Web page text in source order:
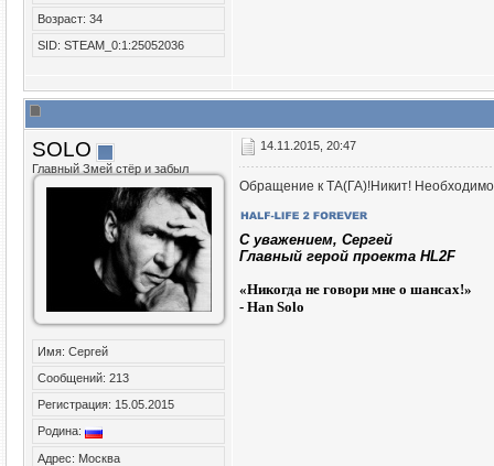
Возраст: 34
SID: STEAM_0:1:25052036
SOLO
Главный Змей стёр и забыл
Имя: Сергей
Сообщений: 213
Регистрация: 15.05.2015
Родина:
Адрес: Москва
14.11.2015, 20:47
Обращение к ТА(ГА)!Никит! Необходимо
C уважением, Сергей
Главный герой проекта HL2F
«Никогда не говори мне о шансах!»
- Han Solo